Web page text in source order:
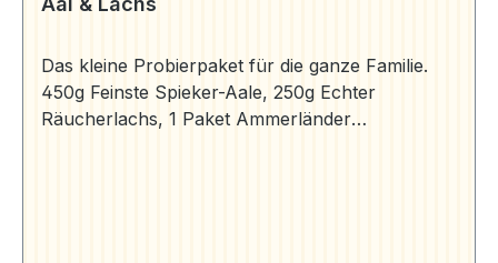
Das kleine Probierpaket für die ganze Familie.
450g Feinste Spieker-Aale, 250g Echter
Räucherlachs, 1 Paket Ammerländer